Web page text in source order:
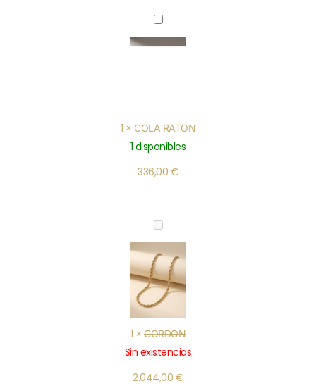
COLA
RATON
1 × COLA RATON
1 disponibles
336,00 €
CORDON
1 × CORDON
Sin existencias
2.044,00 €